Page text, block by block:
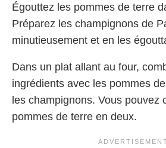
Égouttez les pommes de terre
Préparez les champignons de
minutieusement et en les
Dans un plat allant au four,
ingrédients avec les pommes
les champignons. Vous pouvez
pommes de terre en deux.